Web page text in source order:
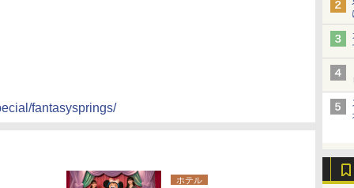
fantasysprings/
ホテル